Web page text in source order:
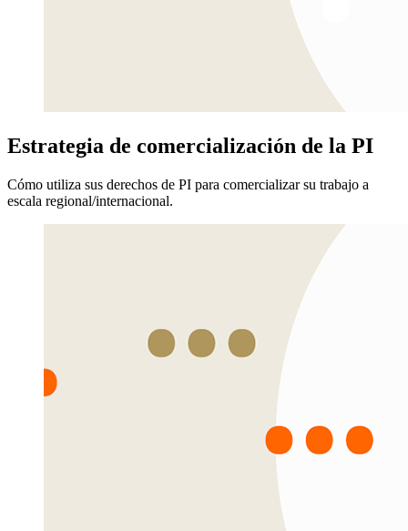
Estrategia de comercialización de la PI
Cómo utiliza sus derechos de PI para comercializar su trabajo a
escala regional/internacional.